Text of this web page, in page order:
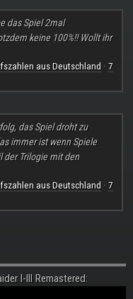
das Spiel 2mal
keine 100%!! Wollt ihr
aus Deutschland · 7
das Spiel droht zu
immer ist wenn Spiele
der Trilogie mit den
aus Deutschland · 7
I-III Remastered: